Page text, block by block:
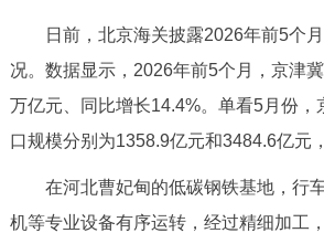
市领导 机构职能
政策兑现 政策解读
决策公开
日前，北京海关披露2026年前5个月
况。数据显示，2026年前5个月，京津
万亿元、同比增长14.4%。单看5月份，
口规模分别为1358.9亿元和3484.6亿元
在河北曹妃甸的低碳钢铁基地，行
机等专业设备有序运转，经过精细加工